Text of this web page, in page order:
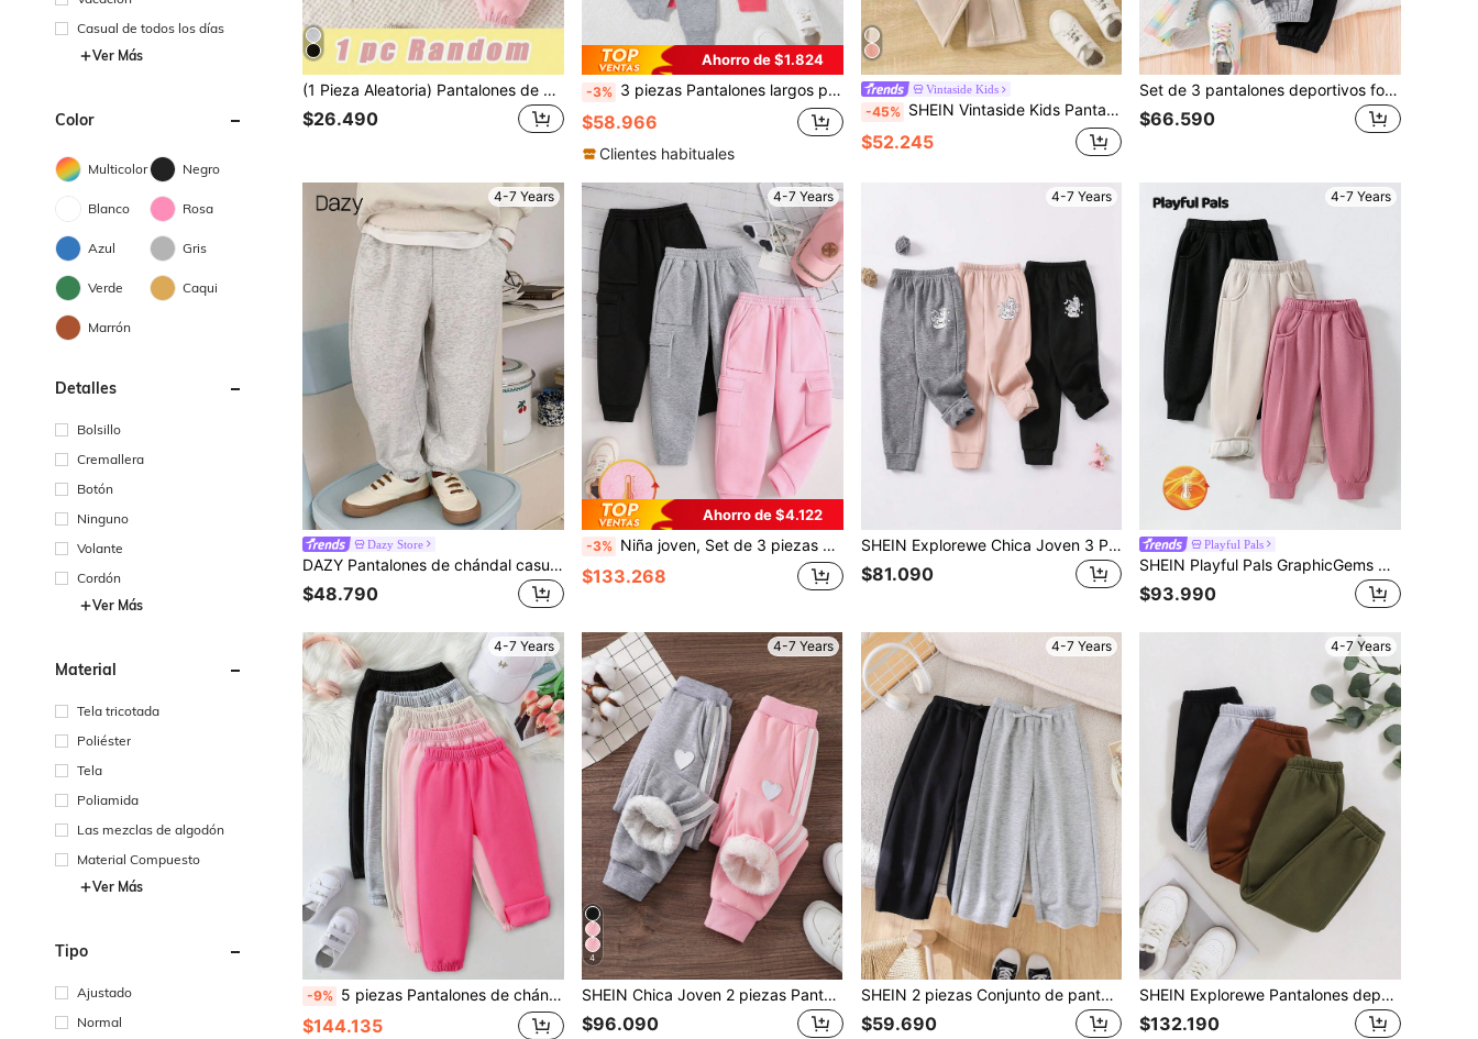
Casual de todos los días
Ver Más
Color
Multicolor Negro
Blanco Rosa
Azul Gris
Verde Caqui
Marrón
Detalles
Bolsillo
Cremallera
Botón
Ninguno
Volante
Cordón
Ver Más
Material
Tela tricotada
Poliéster
Tela
Poliamida
Las mezclas de algodón
Material Compuesto
Ver Más
Tipo
Ajustado
Normal
(1 Pieza Aleatoria) Pantalones de Chándal Básicos para Niñas con Estampado de Línea Minimalista Fresca, Corazón, Letra y Eslogan, Rosa, Gris, Negro
$26.490
Ahorro de $1.824
-3% 3 piezas Pantalones largos para niñas primavera/otoño, pantalones de chándal de unicolor con puños, adecuados para niñas de 4-7 años, pantalones de chándal básicos cómodos de estilo deportivo casual minimalista con estampado de unicolor
$58.966
Clientes habituales
Vintaside Kids
-45% SHEIN Vintaside Kids Pantalón de chándal con cordón en la cintura para niña joven, otoño e invierno
$52.245
Set de 3 pantalones deportivos forrados térmicamente con estampado de mariposa para niña
$66.590
4-7 Years
Dazy Store
DAZY Pantalones de chándal casuales para niñas
$48.790
4-7 Years
Ahorro de $4.122
-3% Niña joven, Set de 3 piezas de pantalones deportivos con forro térmico grueso, pantalones casuales multiusos y cálidos
$133.268
4-7 Years
SHEIN Explorewe Chica Joven 3 Piezas Pantalones De Chándal Gruesos Acogedores, Con Cintura Alta De Lana Polar Estampado Con Ponis Para Otoño E Invierno
$81.090
4-7 Years
Playful Pals
SHEIN Playful Pals GraphicGems 3 piezas Pantalones de chándal casuales & cómodos lisos para niña joven otoño invierno
$93.990
4-7 Years
-9% 5 piezas Pantalones de chándal lisos, cómodos y casuales para niña, cálidos y suaves para otoño/invierno
$144.135
4-7 Years
4
SHEIN Chica Joven 2 piezas Pantalones deportivos con parche de corazón con cinta en contraste con forro térmico
$96.090
4-7 Years
SHEIN 2 piezas Conjunto de pantalones anchos sueltos de punto de unicolor casual para niñas jóvenes
$59.690
4-7 Years
SHEIN Explorewe Pantalones deportivos rectos de cintura elástica de moda casual para niña
$132.190